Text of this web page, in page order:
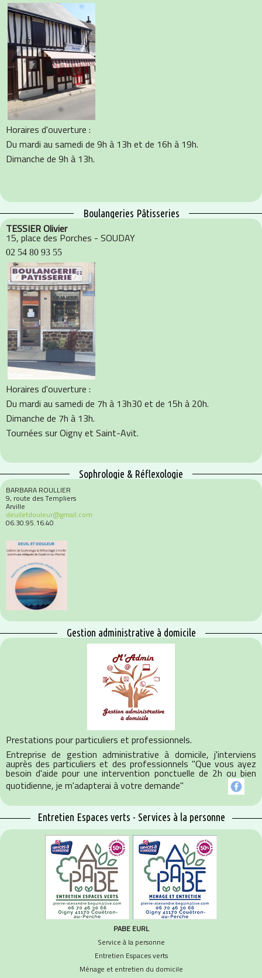
Horaires d'ouverture :
Du mardi au samedi de 9h à 13h et de 16h à 19h.
Dimanche de 9h à 13h.
Boulangeries Pâtisseries
TESSIER Olivier
15, place des Porches - SOUDAY
02 54 80 93 55
Horaires d'ouverture :
Du mardi au samedi de 7h à 13h30 et de 15h à 20h.
Dimanche de 7h à 13h.
Tournées sur Oigny et Saint-Avit.
Sophrologie & Réflexologie
BARBARA ROULLIER
9, route des Templiers
Arville
deuiletdouleur@gmail.com
06.30.95.16.40
Gestion administrative à domicile
Prestations pour particuliers et professionnels.
Entreprise de gestion administrative à domicile, j'interviens
auprès des particuliers et des professionnels "Que vous ayez
besoin d'aide pour une intervention ponctuelle de 2h ou bien
quotidienne, je m'adapterai à votre demande"
Entretien Espaces verts - Services à la personne
PABE EURL
Service à la personne
Entretien Espaces verts
Ménage et entretien du domicile